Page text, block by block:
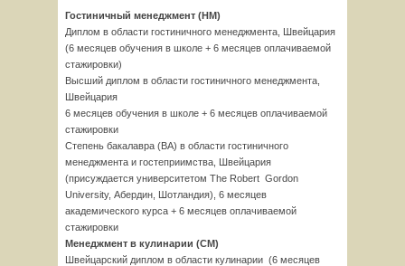
Гостиничный менеджмент (HM)
Диплом в области гостиничного менеджмента, Швейцария
(6 месяцев обучения в школе + 6 месяцев оплачиваемой
стажировки)
Высший диплом в области гостиничного менеджмента,
Швейцария
6 месяцев обучения в школе + 6 месяцев оплачиваемой
стажировки
Степень бакалавра (ВА) в области гостиничного
менеджмента и гостеприимства, Швейцария
(присуждается университетом The Robert Gordon
University, Абердин, Шотландия), 6 месяцев
академического курса + 6 месяцев оплачиваемой
стажировки
Менеджмент в кулинарии (CM)
Швейцарский диплом в области кулинарии (6 месяцев